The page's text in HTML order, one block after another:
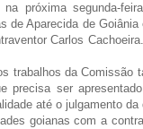
próxima segunda-
de Aparecida de
Carlos
trabalhos da Comissão
precisa ser
até o julgamento
goianas com a